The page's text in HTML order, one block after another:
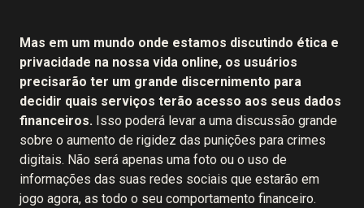
Mas em um mundo onde estamos discutindo ética e
privacidade na nossa vida online, os usuários
precisarão ter um grande discernimento para
decidir quais serviços terão acesso aos seus dados
financeiros. Isso poderá levar a uma discussão grande
sobre o aumento de rigidez das punições para crimes
digitais. Não será apenas uma foto ou o uso de
informações das suas redes sociais que estarão em
jogo agora, as todo o seu comportamento financeiro.